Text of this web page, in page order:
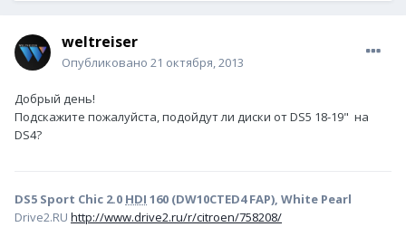
weltreiser
Опубликовано 21 октября, 2013
Добрый день!
Подскажите пожалуйста, подойдут ли диски от DS5 18-19" на
DS4?
DS5 Sport Chic 2.0 HDI 160 (DW10CTED4 FAP), White Pearl
Drive2.RU http://www.drive2.ru/r/citroen/758208/